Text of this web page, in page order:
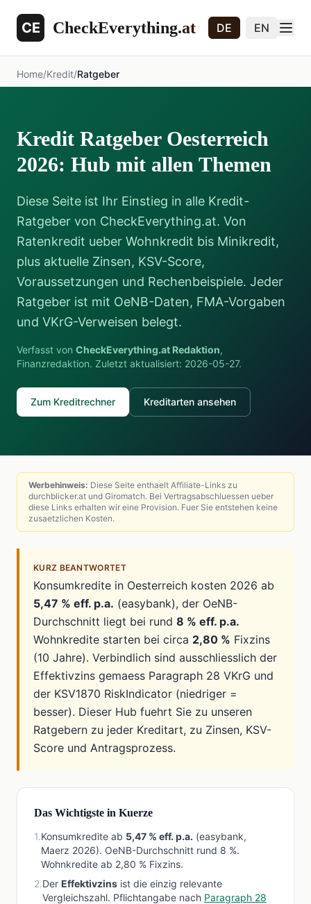
CE CheckEverything.at DE EN
Home/Kredit/Ratgeber
Kredit Ratgeber Oesterreich
2026: Hub mit allen Themen
Diese Seite ist Ihr Einstieg in alle Kredit-
Ratgeber von CheckEverything.at. Von
Ratenkredit ueber Wohnkredit bis Minikredit,
plus aktuelle Zinsen, KSV-Score,
Voraussetzungen und Rechenbeispiele. Jeder
Ratgeber ist mit OeNB-Daten, FMA-Vorgaben
und VKrG-Verweisen belegt.
Verfasst von CheckEverything.at Redaktion,
Finanzredaktion. Zuletzt aktualisiert: 2026-05-27.
Zum Kreditrechner Kreditarten ansehen
Werbehinweis: Diese Seite enthaelt Affiliate-Links zu
durchblicker.at und Giromatch. Bei Vertragsabschluessen ueber
diese Links erhalten wir eine Provision. Fuer Sie entstehen keine
zusaetzlichen Kosten.
KURZ BEANTWORTET
Konsumkredite in Oesterreich kosten 2026 ab
5,47 % eff. p.a. (easybank), der OeNB-
Durchschnitt liegt bei rund 8 % eff. p.a.
Wohnkredite starten bei circa 2,80 % Fixzins
(10 Jahre). Verbindlich sind ausschliesslich der
Effektivzins gemaess Paragraph 28 VKrG und
der KSV1870 RiskIndicator (niedriger =
besser). Dieser Hub fuehrt Sie zu unseren
Ratgebern zu jeder Kreditart, zu Zinsen, KSV-
Score und Antragsprozess.
Das Wichtigste in Kuerze
1.Konsumkredite ab 5,47 % eff. p.a. (easybank,
Maerz 2026). OeNB-Durchschnitt rund 8 %.
Wohnkredite ab 2,80 % Fixzins.
2.Der Effektivzins ist die einzig relevante
Vergleichszahl. Pflichtangabe nach Paragraph 28